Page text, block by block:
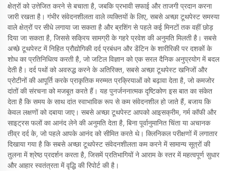
क्षेत्रों को उत्तेजित करने से बचाता है, जबकि प्रभावी सफाई और ताजगी प्रदान करना
जारी रखता है। गंभीर संवेदनशीलता वाले व्यक्तियों के लिए, सबसे अच्छा टूथपेस्ट समस्या
वाले क्षेत्रों पर सीधे लगाया जा सकता है और ब्रशिंग से पहले कई मिनटों तक वहीं छोड़
दिया जा सकता है, जिससे सक्रिय सामग्री के गहरे प्रवेश की अनुमति मिलती है। सबसे
अच्छे टूथपेस्ट में निहित प्रौद्योगिकी दर्द प्रबंधन और डेंटिन के शारीरिकी पर दशकों के
शोध का प्रतिनिधित्व करती है, जो जटिल विज्ञान को एक सरल दैनिक अनुप्रयोग में बदल
देती है। दर्द पथों को अवरुद्ध करने के अतिरिक्त, सबसे अच्छा टूथपेस्ट खनिजों और
प्रोटीनों की आपूर्ति करके प्राकृतिक मरम्मत प्रक्रियाओं को बढ़ावा देता है, जो कमजोर
दांतों की संरचना को मजबूत करते हैं। यह पुनर्जननात्मक दृष्टिकोण इस बात का संकेत
देता है कि समय के साथ दांत स्वाभाविक रूप से कम संवेदनशील हो जाते हैं, बजाय कि
केवल लक्षणों को दबाया जाए। सबसे अच्छा टूथपेस्ट आपको आइसक्रीम, गर्म कॉफी और
साइट्रस फलों का आनंद लेने की अनुमति देता है, बिना पूर्वानुमानित चिंता या अचानक
तीव्र दर्द के, जो पहले आपके आनंद को सीमित करते थे। क्लिनिकल परीक्षणों में लगातार
दिखाया गया है कि सबसे अच्छा टूथपेस्ट संवेदनशीलता कम करने में सामान्य सूत्रों की
तुलना में श्रेष्ठ प्रदर्शन करता है, जिसमें प्रतिभागियों ने आराम के स्तर में महत्वपूर्ण सुधार
और आहार स्वतंत्रता में वृद्धि की रिपोर्ट की है।